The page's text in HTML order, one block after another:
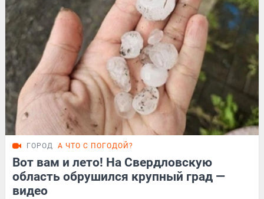
ГОРОД А ЧТО С ПОГОДОЙ?
Вот вам и лето! На Свердловскую
область обрушился крупный град —
видео